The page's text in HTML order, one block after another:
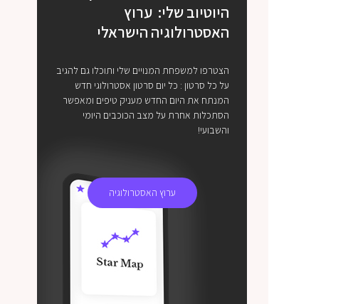
היוטיוב שלי: ערוץ
האסטרולוגיה הישראלי
הצטרפו למשפחת המנויים שלי ותוכלו גם להגיב
על כל סרטון : כל יום סרטון אסטרולוגי חדש
המנתח את היום החדש מעניק טיפים ומאפשר
הסתכלות אחרת על מצב הכוכבים היומי
והשבועי!
ערוץ האסטרולוגיה